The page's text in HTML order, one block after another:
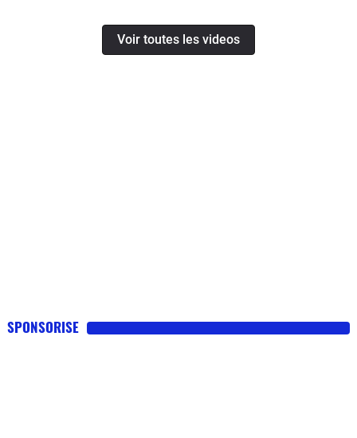
Voir toutes les videos
SPONSORISE